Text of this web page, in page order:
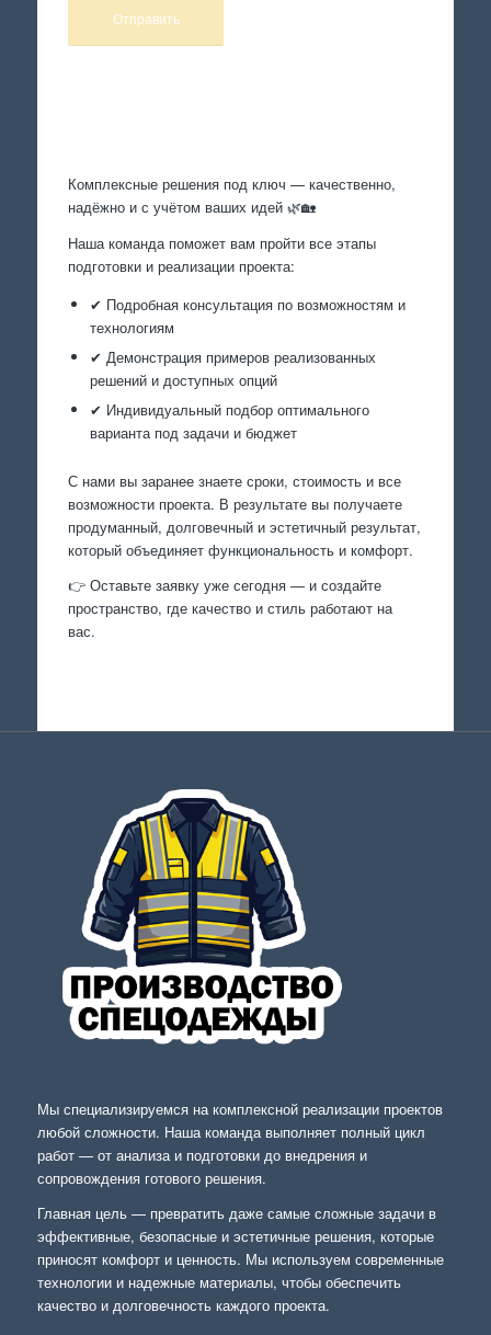
Комплексные решения под ключ — качественно,
надёжно и с учётом ваших идей 🌿🏡
Наша команда поможет вам пройти все этапы
подготовки и реализации проекта:
✔ Подробная консультация по возможностям и
технологиям
✔ Демонстрация примеров реализованных
решений и доступных опций
✔ Индивидуальный подбор оптимального
варианта под задачи и бюджет
С нами вы заранее знаете сроки, стоимость и все
возможности проекта. В результате вы получаете
продуманный, долговечный и эстетичный результат,
который объединяет функциональность и комфорт.
👉 Оставьте заявку уже сегодня — и создайте
пространство, где качество и стиль работают на
вас.
Мы специализируемся на комплексной реализации проектов
любой сложности. Наша команда выполняет полный цикл
работ — от анализа и подготовки до внедрения и
сопровождения готового решения.
Главная цель — превратить даже самые сложные задачи в
эффективные, безопасные и эстетичные решения, которые
приносят комфорт и ценность. Мы используем современные
технологии и надежные материалы, чтобы обеспечить
качество и долговечность каждого проекта.